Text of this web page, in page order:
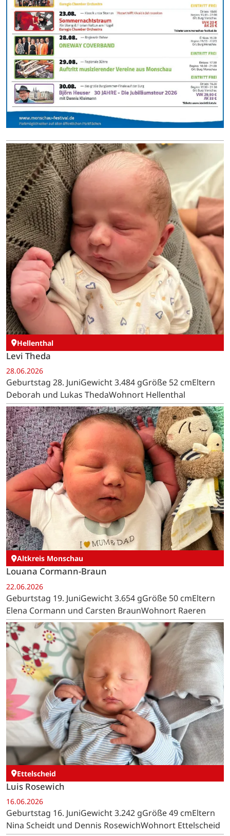
Hellenthal
Levi Theda
28.06.2026
Geburtstag 28. JuniGewicht 3.484 gGröße 52 cmEltern
Deborah und Lukas ThedaWohnort Hellenthal
Altkreis Monschau
Louana Cormann-Braun
22.06.2026
Geburtstag 19. JuniGewicht 3.654 gGröße 50 cmEltern
Elena Cormann und Carsten BraunWohnort Raeren
Ettelscheid
Luis Rosewich
16.06.2026
Geburtstag 16. JuniGewicht 3.242 gGröße 49 cmEltern
Nina Scheidt und Dennis RosewichWohnort Ettelscheid